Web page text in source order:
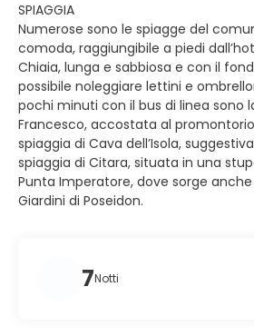
SPIAGGIA
Numerose sono le spiagge del
comoda, raggiungibile a piedi
Chiaia, lunga e sabbiosa e con il
possibile noleggiare lettini e
pochi minuti con il bus di linea sono
Francesco, accostata al
spiaggia di Cava dell’Isola,
spiaggia di Citara, situata in una
Punta Imperatore, dove sorge
Giardini di Poseidon.
7Notti